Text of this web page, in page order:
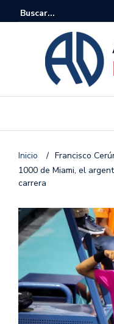
Inicio / Francisco
1000 de Miami, el
carrera